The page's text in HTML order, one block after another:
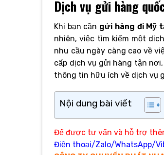
Dịch vụ gửi hàng
Khi bạn cần gửi hàng đi Mỹ
nhiên, việc tìm kiếm một
nhu cầu ngày càng cao về
cấp dịch vụ gửi hàng tận
thông tin hữu ích về dịch vụ
Nội dung bài viết
Để được tư vấn và hỗ trợ
Điện thoại/Zalo/WhatsApp/